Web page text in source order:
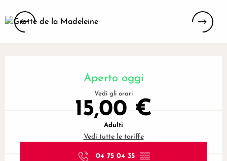
Aperto oggi
Vedi gli orari
15,00 €
Adulti
Vedi tutte le tariffe
04 75 04 35 ▒▒